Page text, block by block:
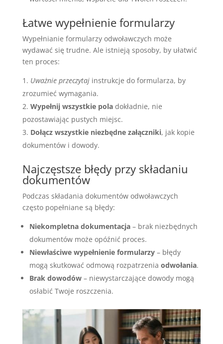
Łatwe wypełnienie formularzy
Wypełnianie formularzy odwoławczych może
wydawać się trudne. Ale istnieją sposoby, by ułatwić
ten proces:
Uważnie przeczytajinstrukcje do formularza, by
zrozumieć wymagania.
Wypełnij wszystkie poladokładnie, nie
pozostawiając pustych miejsc.
Dołącz wszystkie niezbędne załączniki, jak kopie
dokumentów i dowody.
Najczęstsze błędy przy składaniu
dokumentów
Podczas składania dokumentów odwoławczych
często popełniane są błędy:
Niekompletna dokumentacja– brak niezbędnych
dokumentów może opóźnić proces.
Niewłaściwe wypełnienie formularzy– błędy
mogą skutkować odmową rozpatrzenia odwołania.
Brak dowodów– niewystarczające dowody mogą
osłabić Twoje roszczenia.